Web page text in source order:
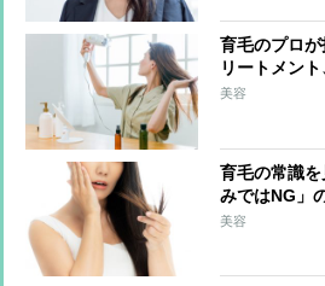
育毛のプロ
リートメン
い方＆白髪対
美容
育毛の常識
みではNG」
すめるマッサ
美容